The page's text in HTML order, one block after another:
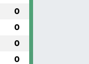
0
0
0
0